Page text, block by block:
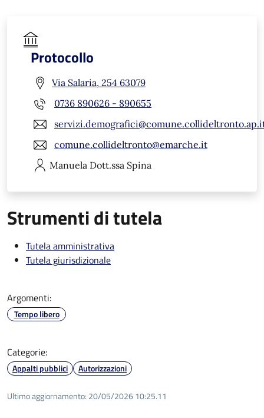
Protocollo
Via Salaria, 254 63079
0736 890626 - 890655
comune.collideltronto@emarche.it
Manuela Dott.ssa Spina
Strumenti di tutela
Tutela amministrativa
Tutela giurisdizionale
Argomenti:
Tempo libero
Categorie:
Appalti pubblici Autorizzazioni
Ultimo aggiornamento: 20/05/2026 10:25.11